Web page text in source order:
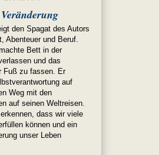
den Spagat des Autors
Abenteuer und Beruf.
Bett in der
und das
Fuß zu fassen. Er
auf
Weg mit den
auf seinen Weltreisen.
dass wir viele
können und ein
unser Leben